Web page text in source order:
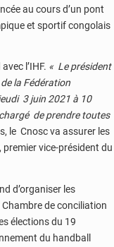
au cours d’un pont
et sportif congolais
l’IHF. « Le président
la Fédération
3 juin 2021 à 10
de prendre toutes
le Cnosc va assurer les
premier vice-président du
d’organiser les
de conciliation
élections du 19
du handball